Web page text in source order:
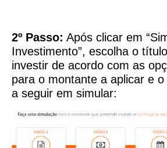
2º Passo: Após clicar em
Investimento”, escolha o
investir de acordo com as
para o montante a aplicar e
a seguir em simular: